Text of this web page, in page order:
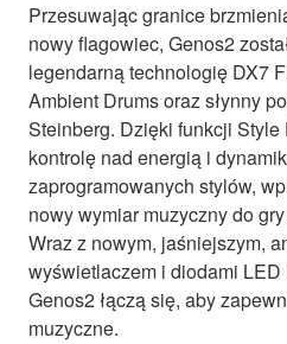
Przesuwając granice
nowy flagowiec, Genos2
legendarną technologię DX7
Ambient Drums oraz słynny
Steinberg. Dzięki funkcji
kontrolę nad energią i
zaprogramowanych stylów,
nowy wymiar muzyczny do
Wraz z nowym, jaśniejszym,
wyświetlaczem i diodami
Genos2 łączą się, aby
muzyczne.